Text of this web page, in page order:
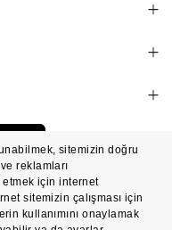
lisansı aracılığıyla işletilen ticari